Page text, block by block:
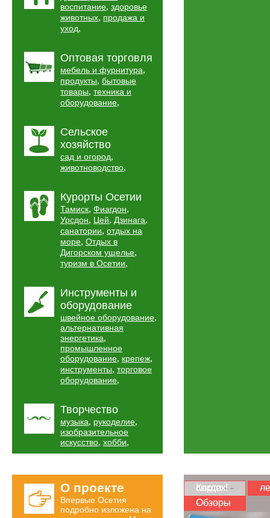
воспитание, здоровье
животных, продажа и
уход,
Оптовая торговля
мебель и фурнитура,
продукты, бытовые
товары, техника и
оборудование,
Сельское
хозяйство
сад и огород,
животноводство,
Курорты Осетии
Тамиск, Фиагдон,
Урсдон, Цей, Дзинага,
санатории, отдых на
море, Отдых в
Дигорском ущелье,
туризм в Осетии,
Инструменты и
оборудование
швейное оборудование,
альтернативная
энергетика,
промышленное
оборудование, крепеж,
инструменты, торговое
оборудование,
Творчество
музыка, рукоделие,
изобразительное
искусство, хобби,
О проекте
Впервые Осетия
подробно изложена на
Карта скидок!
Обзоры